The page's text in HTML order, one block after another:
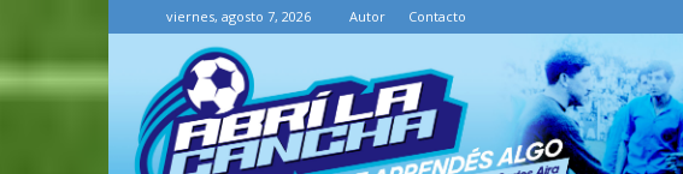
viernes, agosto 7, 2026 Autor Contacto